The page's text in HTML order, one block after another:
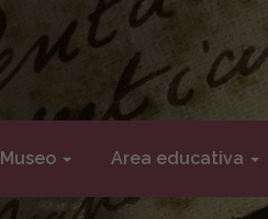
Museo Area educativa